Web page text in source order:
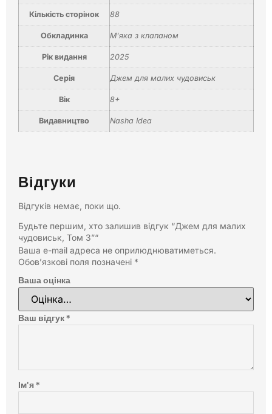
Кількість сторінок 88
Обкладинка М'яка з клапаном
Рік видання 2025
Серія Джем для малих чудовиськ
Вік 8+
Видавництво Nasha Idea
Відгуки
Відгуків немає, поки що.
Будьте першим, хто залишив відгук “Джем для малих
чудовиськ, Том 3”“
Ваша e-mail адреса не оприлюднюватиметься.
Обов’язкові поля позначені *
Ваша оцінка
Ваш відгук*
Ім'я*